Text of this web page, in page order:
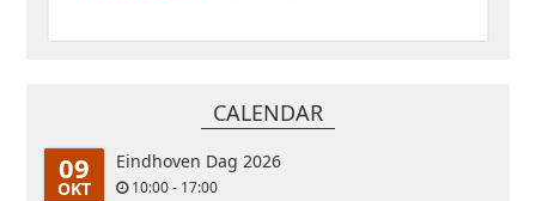
CALENDAR
09
OKT
Eindhoven Dag 2026
10:00 - 17:00